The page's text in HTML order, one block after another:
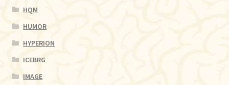
HQM
HUMOR
HYPERION
ICEBRG
IMAGE